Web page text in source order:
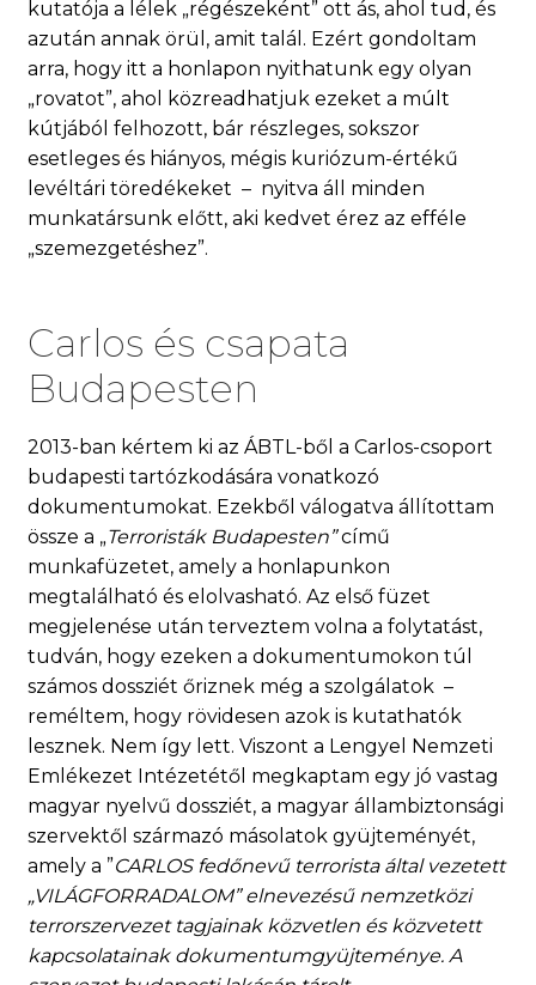
kutatója a lélek „régészeként” ott ás, ahol tud, és
azután annak örül, amit talál. Ezért gondoltam
arra, hogy itt a honlapon nyithatunk egy olyan
„rovatot”, ahol közreadhatjuk ezeket a múlt
kútjából felhozott, bár részleges, sokszor
esetleges és hiányos, mégis kuriózum-értékű
levéltári töredékeket – nyitva áll minden
munkatársunk előtt, aki kedvet érez az efféle
„szemezgetéshez”.
Carlos és csapata
Budapesten
2013-ban kértem ki az ÁBTL-ből a Carlos-csoport
budapesti tartózkodására vonatkozó
dokumentumokat. Ezekből válogatva állítottam
össze a „Terroristák Budapesten”című
munkafüzetet, amely a honlapunkon
megtalálható és elolvasható. Az első füzet
megjelenése után terveztem volna a folytatást,
tudván, hogy ezeken a dokumentumokon túl
számos dossziét őriznek még a szolgálatok –
reméltem, hogy rövidesen azok is kutathatók
lesznek. Nem így lett. Viszont a Lengyel Nemzeti
Emlékezet Intézetétől megkaptam egy jó vastag
magyar nyelvű dossziét, a magyar állambiztonsági
szervektől származó másolatok gyüjteményét,
amely a ”CARLOS fedőnevű terrorista által vezetett
„VILÁGFORRADALOM” elnevezésű nemzetközi
terrorszervezet tagjainak közvetlen és közvetett
kapcsolatainak dokumentumgyüjteménye. A